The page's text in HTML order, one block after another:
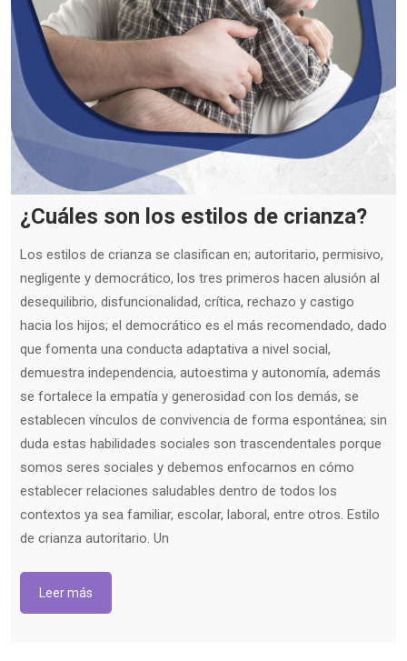
¿Cuáles son los estilos de crianza?
Los estilos de crianza se clasifican en; autoritario, permisivo,
negligente y democrático, los tres primeros hacen alusión al
desequilibrio, disfuncionalidad, crítica, rechazo y castigo
hacia los hijos; el democrático es el más recomendado, dado
que fomenta una conducta adaptativa a nivel social,
demuestra independencia, autoestima y autonomía, además
se fortalece la empatía y generosidad con los demás, se
establecen vínculos de convivencia de forma espontánea; sin
duda estas habilidades sociales son trascendentales porque
somos seres sociales y debemos enfocarnos en cómo
establecer relaciones saludables dentro de todos los
contextos ya sea familiar, escolar, laboral, entre otros. Estilo
de crianza autoritario. Un
Leer más